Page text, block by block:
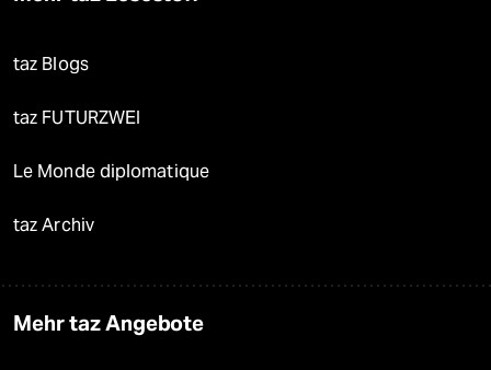
taz Blogs
taz FUTURZWEI
Le Monde diplomatique
taz Archiv
Mehr taz Angebote